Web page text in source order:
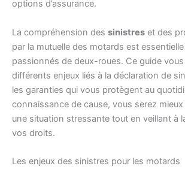
options d’assurance.
La compréhension des sinistres et des
par la mutuelle des motards est
passionnés de deux-roues. Ce guide vous
différents enjeux liés à la déclaration de
les garanties qui vous protègent au
connaissance de cause, vous serez
une situation stressante tout en veillant à
vos droits.
Les enjeux des sinistres pour les motards